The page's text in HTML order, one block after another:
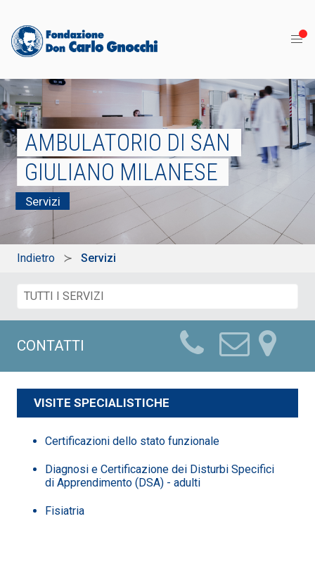
AMBULATORIO DI SAN
GIULIANO MILANESE
Servizi
Indietro Servizi
CONTATTI
VISITE SPECIALISTICHE
Certificazioni dello stato funzionale
Diagnosi e Certificazione dei Disturbi Specifici
di Apprendimento (DSA) - adulti
Fisiatria